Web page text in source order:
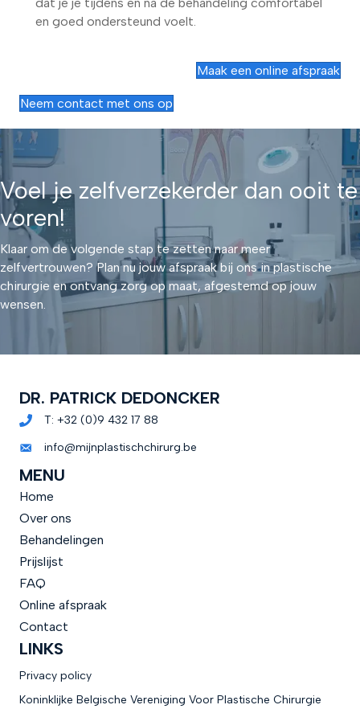
en goed ondersteund voelt.
Maak een online afspraak
Neem contact met ons op
Voel je zelfverzekerder dan ooit te
voren!
Klaar om de volgende stap te zetten naar meer
zelfvertrouwen? Plan nu jouw afspraak bij ons in plastische
chirurgie en ontvang zorg op maat, afgestemd op jouw
wensen.
DR. PATRICK DEDONCKER
T: +32 (0)9 432 17 88
info@mijnplastischchirurg.be
MENU
Home
Over ons
Behandelingen
Prijslijst
FAQ
Online afspraak
Contact
LINKS
Privacy policy
Koninklijke Belgische Vereniging Voor Plastische Chirurgie